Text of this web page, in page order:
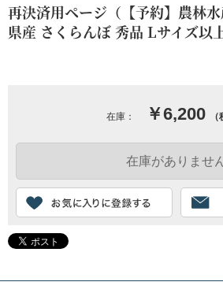
再決済用ページ（【予約】農林
県産 さくらんぼ 秀品 Lサイズ以
在庫： ￥6,200